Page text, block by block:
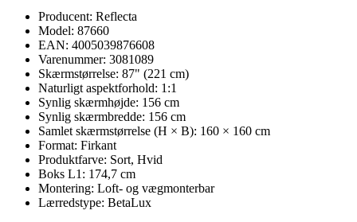
Producent: Reflecta
Model: 87660
EAN: 4005039876608
Varenummer: 3081089
Skærmstørrelse: 87" (221 cm)
Naturligt aspektforhold: 1:1
Synlig skærmhøjde: 156 cm
Synlig skærmbredde: 156 cm
Samlet skærmstørrelse (H × B): 160 × 160 cm
Format: Firkant
Produktfarve: Sort, Hvid
Boks L1: 174,7 cm
Montering: Loft- og vægmonterbar
Lærredstype: BetaLux